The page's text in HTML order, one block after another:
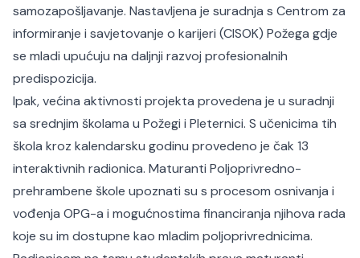
samozapošljavanje. Nastavljena je suradnja s Centrom za
informiranje i savjetovanje o karijeri (CISOK) Požega gdje
se mladi upućuju na daljnji razvoj profesionalnih
predispozicija.
Ipak, većina aktivnosti projekta provedena je u suradnji
sa srednjim školama u Požegi i Pleternici. S učenicima tih
škola kroz kalendarsku godinu provedeno je čak 13
interaktivnih radionica. Maturanti Poljoprivredno-
prehrambene škole upoznati su s procesom osnivanja i
vođenja OPG-a i mogućnostima financiranja njihova rada
koje su im dostupne kao mladim poljoprivrednicima.